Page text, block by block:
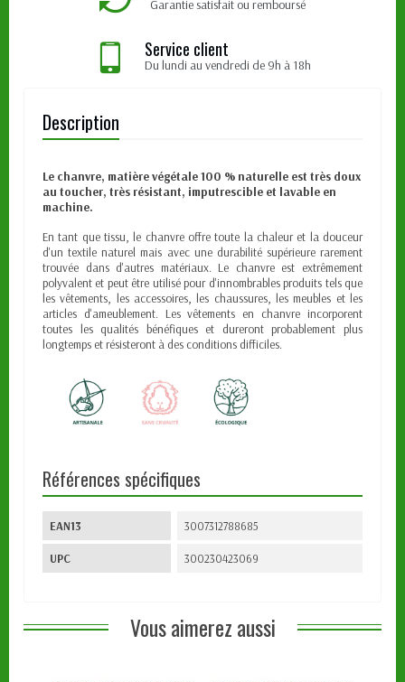
Garantie satisfait ou remboursé
Service client
Du lundi au vendredi de 9h à 18h
Description
Le chanvre, matière végétale 100 % naturelle est très doux
au toucher, très résistant, imputrescible et lavable en
machine.
En tant que tissu, le chanvre offre toute la chaleur et la douceur
d'un textile naturel mais avec une durabilité supérieure rarement
trouvée dans d'autres matériaux. Le chanvre est extrêmement
polyvalent et peut être utilisé pour d'innombrables produits tels que
les vêtements, les accessoires, les chaussures, les meubles et les
articles d'ameublement. Les vêtements en chanvre incorporent
toutes les qualités bénéfiques et dureront probablement plus
longtemps et résisteront à des conditions difficiles.
Références spécifiques
EAN13 3007312788685
UPC 300230423069
Vous aimerez aussi